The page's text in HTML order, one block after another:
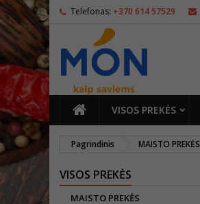
Telefonas: +370 614 57529
PAGRINDINIS
VISOS PREKĖS
Pagrindinis MAISTO PREKĖS
VISOS PREKĖS
MAISTO PREKĖS